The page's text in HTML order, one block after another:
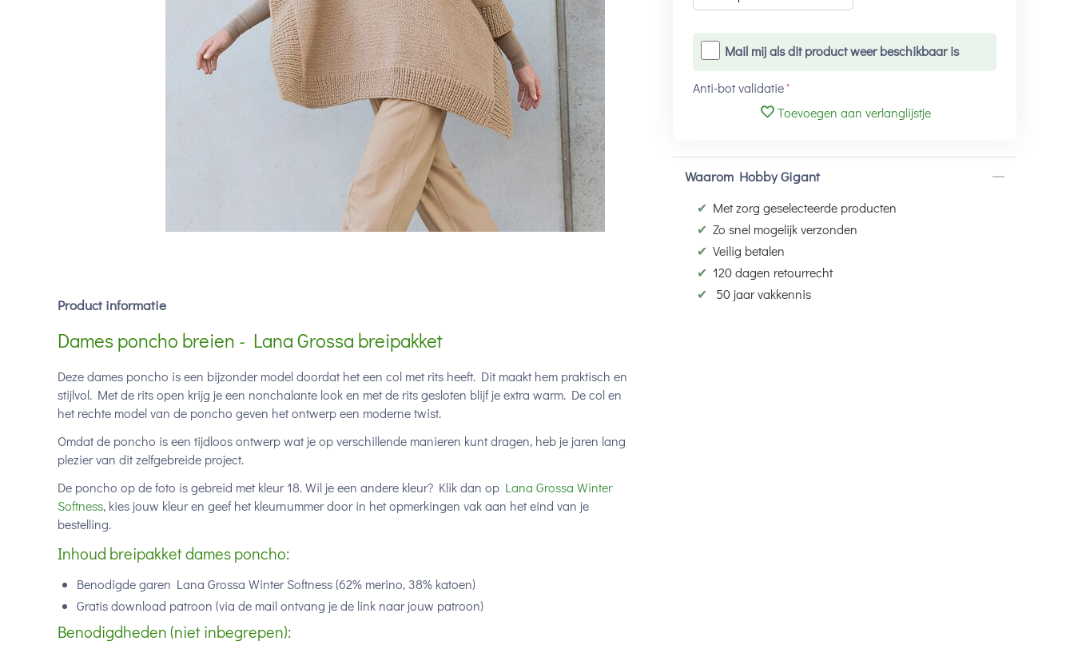
Mail mij als dit product weer beschikbaar is
Anti-bot validatie
Toevoegen aan verlanglijstje
Waarom Hobby Gigant
✔ Met zorg geselecteerde producten
✔ Zo snel mogelijk verzonden
✔ Veilig betalen
✔ 120 dagen retourrecht
✔
50 jaar vakkennis
Product informatie
Dames poncho breien - Lana Grossa breipakket
Deze dames poncho is een bijzonder model doordat het een col met rits heeft. Dit maakt hem praktisch en
stijlvol. Met de rits open krijg je een nonchalante look en met de rits gesloten blijf je extra warm. De col en
het rechte model van de poncho geven het ontwerp een moderne twist.
Omdat de poncho is een tijdloos ontwerp wat je op verschillende manieren kunt dragen, heb je jaren lang
plezier van dit zelfgebreide project.
De poncho op de foto is gebreid met kleur 18. Wil je een andere kleur? Klik dan op Lana Grossa Winter
Softness, kies jouw kleur en geef het kleurnummer door in het opmerkingen vak aan het eind van je
bestelling.
Inhoud breipakket dames poncho:
Benodigde garen Lana Grossa Winter Softness (62% merino, 38% katoen)
Gratis download patroon (via de mail ontvang je de link naar jouw patroon)
Benodigdheden (niet inbegrepen):